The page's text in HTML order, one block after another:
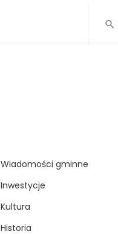
Wiadomości gminne
Inwestycje
Kultura
Historia